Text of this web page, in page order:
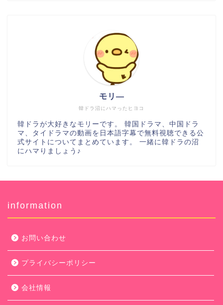
韓ドラ沼にハマったヒヨコ
モリ―
韓ドラが大好きなモリーです。 韓国ドラマ、中国ドラ
マ、タイドラマの動画を日本語字幕で無料視聴できる公
式サイトについてまとめています。 一緒に韓ドラの沼
にハマりましょう♪
information
お問い合わせ
プライバシーポリシー
会社情報